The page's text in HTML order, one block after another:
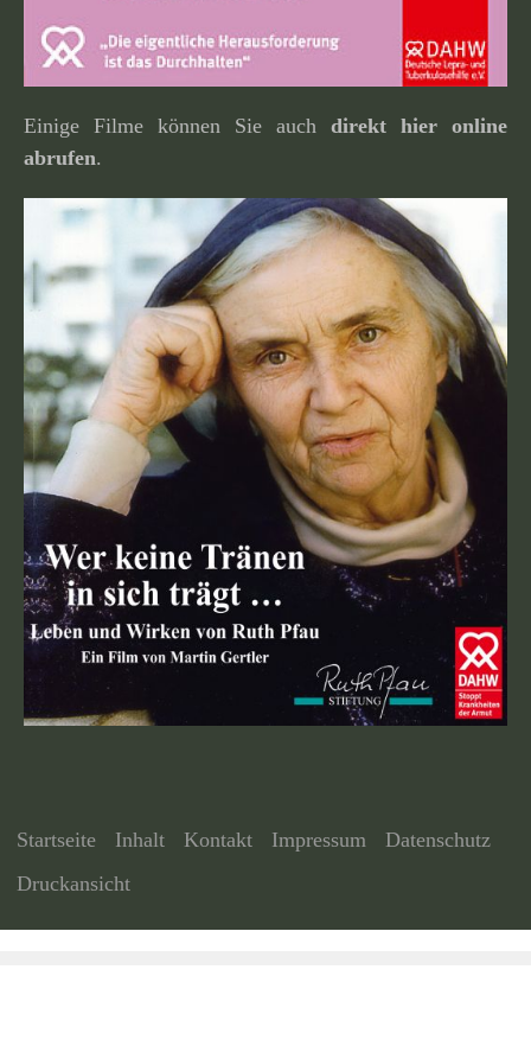
Einige Filme können Sie auch direkt hier online
abrufen.
Startseite Inhalt Kontakt Impressum
Datenschutz
Druckansicht